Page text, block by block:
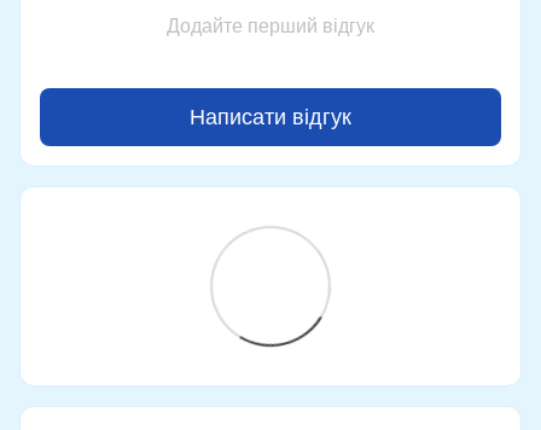
Додайте перший відгук
Написати відгук